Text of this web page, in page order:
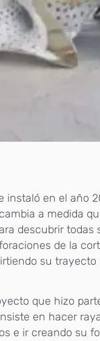
instaló en el año
a medida
descubrir todas
de la
su trayecto
que hizo
en hacer
e ir creando su